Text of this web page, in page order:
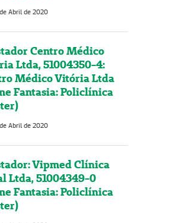
Abril de 2020
Centro Médico
Ltda, 51004350-4:
Médico Vitória Ltda
Fantasia: Policlínica
Abril de 2020
Vipmed Clínica
Ltda, 51004349-0
Fantasia: Policlínica